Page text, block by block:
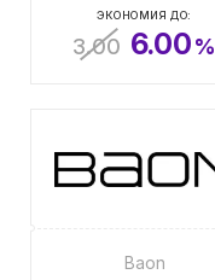
ЭКОНОМИЯ ДО:
3.00 6.00%
Baon